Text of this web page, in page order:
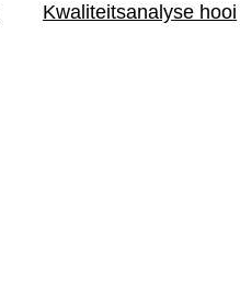
Kwaliteitsanalyse hooi